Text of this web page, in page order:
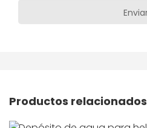
Productos relacionados